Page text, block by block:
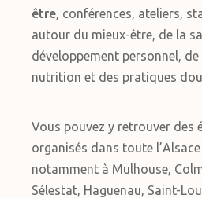
être, conférences, ateliers,
autour du mieux-être, de la
développement personnel,
nutrition et des pratiques
Vous pouvez y retrouver des
organisés dans toute
notamment à Mulhouse,
Sélestat, Haguenau, Saint-